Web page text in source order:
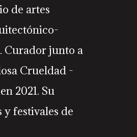
de artes
Curador junto a
Crueldad -
2021. Su
y festivales de